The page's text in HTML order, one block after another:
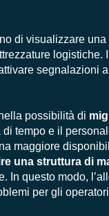
di visualizzare
segnalazioni
possibilità di
di tempo e il
maggiore
una struttura di
In questo modo,
per gli